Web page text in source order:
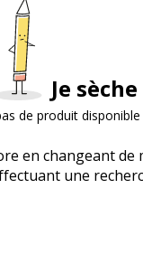
Je sèche
de produit
en changeant de
une